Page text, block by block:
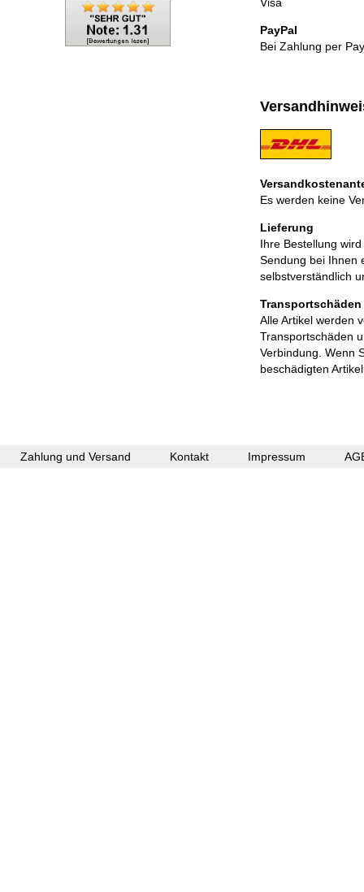
PayPal
Bei Zahlung per
Es werden keine
Lieferung
Ihre Bestellung
Sendung bei Ihnen
selbstverständlich
Transportschäden
Alle Artikel werden
Transportschäden
Verbindung. Wenn
beschädigten
Zahlung und Versand Kontakt Impressum